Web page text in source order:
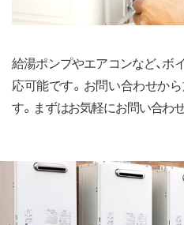
給湯ポンプやエアコンなど、
応可能です。お問い合わせか
す。まずはお気軽にお問い合わ
tel.096-
メールで